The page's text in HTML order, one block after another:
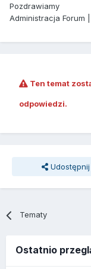
Pozdrawiamy
Administracja Forum
Ten temat
odpowiedzi.
Udostępnij
Tematy
Ostatnio